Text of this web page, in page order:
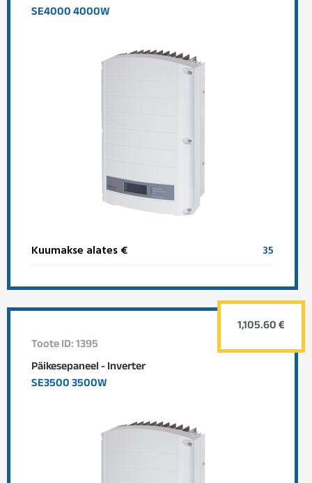
SE4000 4000W
Kuumakse alates € 35
Toote ID: 1395
Päikesepaneel - Inverter
SE3500 3500W
1,105.60 €